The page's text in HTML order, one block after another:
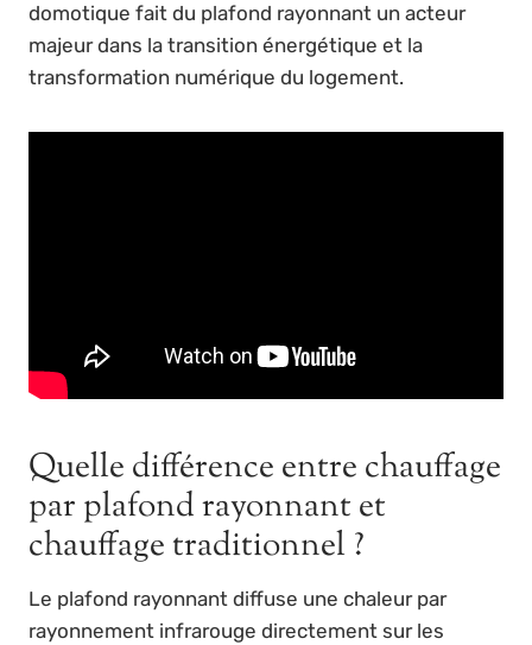
domotique fait du plafond rayonnant un acteur
majeur dans la transition énergétique et la
transformation numérique du logement.
Quelle différence entre chauffage
par plafond rayonnant et
chauffage traditionnel ?
Le plafond rayonnant diffuse une chaleur par
rayonnement infrarouge directement sur les